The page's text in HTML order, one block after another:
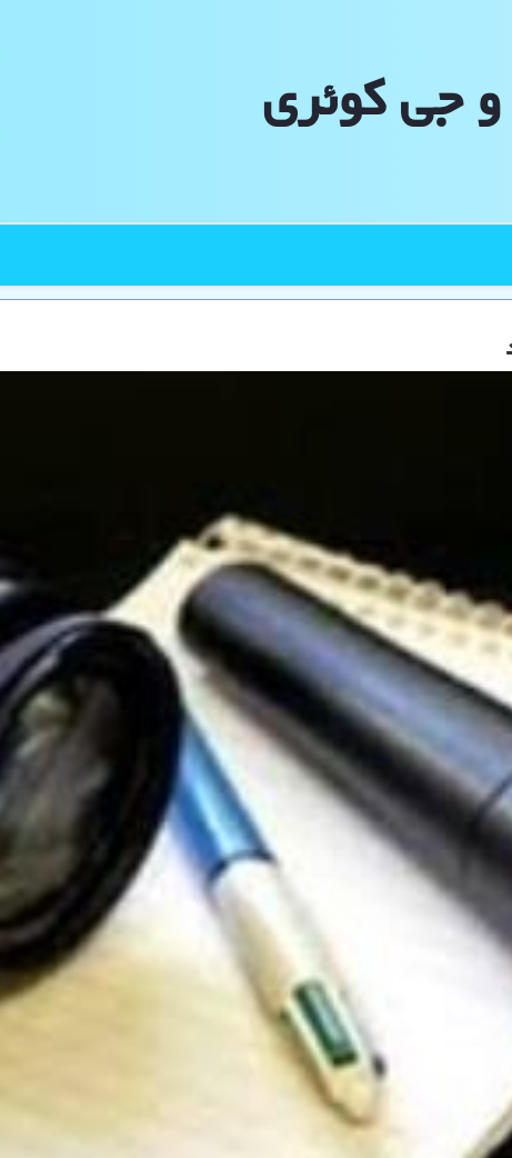
جی كوئری